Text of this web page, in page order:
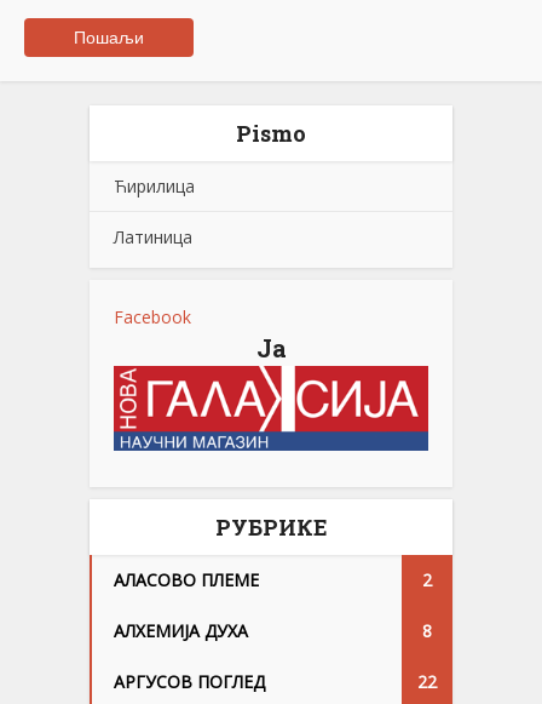
Pismo
Ћирилица
Латиница
Facebook
Ја
РУБРИКЕ
АЛАСОВО ПЛЕМЕ 2
АЛХЕМИЈА ДУХА 8
АРГУСОВ ПОГЛЕД 22